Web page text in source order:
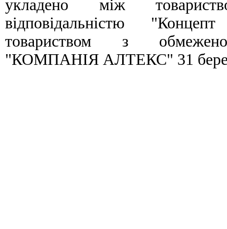
укладено між
відповідальністю
товариством з
"КОМПАНІЯ АЛТЕКС" 31